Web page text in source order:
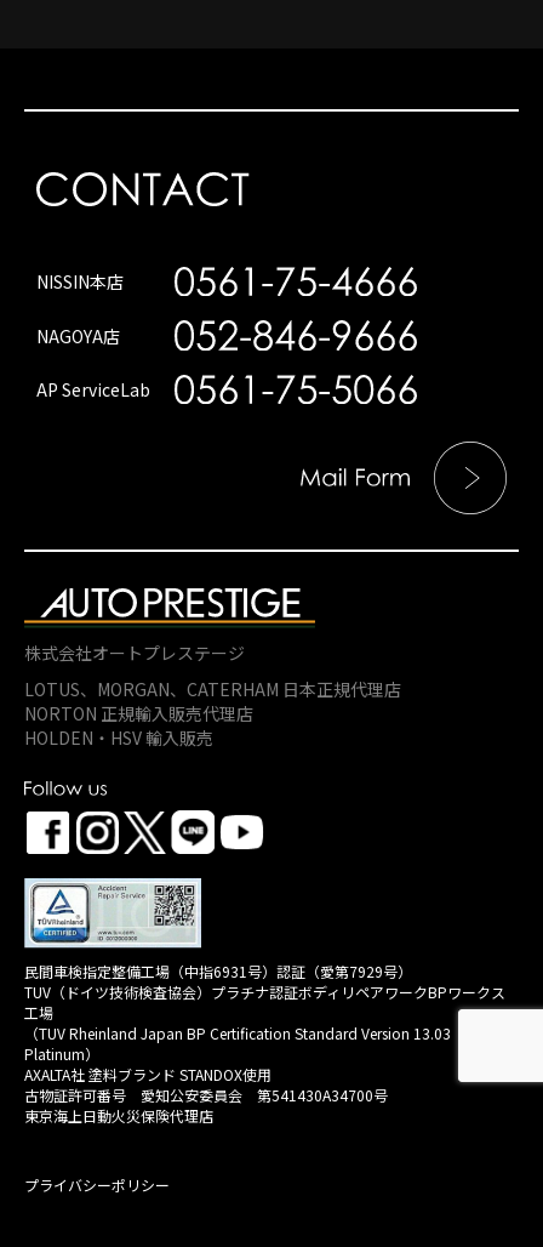
NISSIN本店
NAGOYA店
AP ServiceLab
株式会社オートプレステージ
LOTUS、MORGAN、 CATERHAM 日本正規代理店
NORTON 正規輸入販売代理店
HOLDEN・HSV 輸入販売
民間車検指定整備工場（中指6931号）認証（愛第7929号）
TUV（ドイツ技術検査協会）プラチナ認証ボディリペアワークBPワークス
工場
（TUV Rheinland Japan BP Certification Standard Version 13.03
Platinum）
AXALTA社 塗料ブランド STANDOX使用
古物証許可番号 愛知公安委員会 第541430A34700号
東京海上日動火災保険代理店
プライバシーポリシー